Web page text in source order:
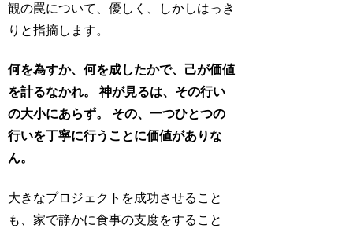
観の罠について、優しく、しかしはっき
りと指摘します。
何を為すか、何を成したかで、己が価値
を計るなかれ。
神が見るは、その行い
の大小にあらず。
その、一つひとつの
行いを丁寧に行うことに価値がありな
ん。
大きなプロジェクトを成功させること
も、家で静かに食事の支度をすること